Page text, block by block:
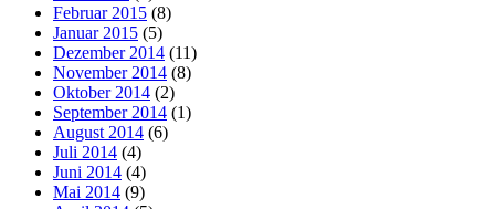
Februar 2015 (8)
Januar 2015 (5)
Dezember 2014 (11)
November 2014 (8)
Oktober 2014 (2)
September 2014 (1)
August 2014 (6)
Juli 2014 (4)
Juni 2014 (4)
Mai 2014 (9)